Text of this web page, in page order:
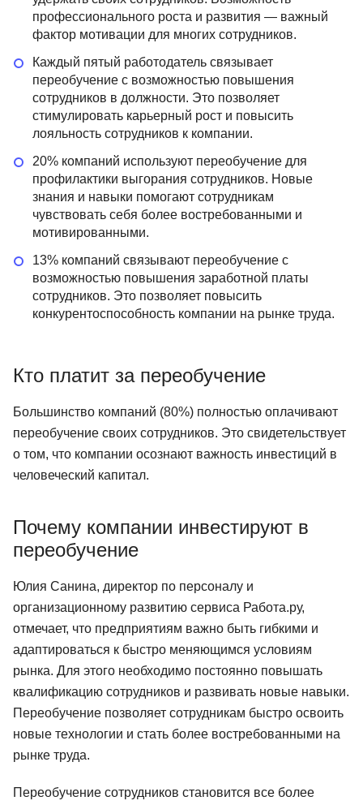
профессионального роста и развития — важный
фактор мотивации для многих сотрудников.
Каждый пятый работодатель связывает
переобучение с возможностью повышения
сотрудников в должности. Это позволяет
стимулировать карьерный рост и повысить
лояльность сотрудников к компании.
20% компаний используют переобучение для
профилактики выгорания сотрудников. Новые
знания и навыки помогают сотрудникам
чувствовать себя более востребованными и
мотивированными.
13% компаний связывают переобучение с
возможностью повышения заработной платы
сотрудников. Это позволяет повысить
конкурентоспособность компании на рынке труда.
Кто платит за переобучение
Большинство компаний (80%) полностью оплачивают
переобучение своих сотрудников. Это свидетельствует
о том, что компании осознают важность инвестиций в
человеческий капитал.
Почему компании инвестируют в
переобучение
Юлия Санина, директор по персоналу и
организационному развитию сервиса Работа.ру,
отмечает, что предприятиям важно быть гибкими и
адаптироваться к быстро меняющимся условиям
рынка. Для этого необходимо постоянно повышать
квалификацию сотрудников и развивать новые навыки.
Переобучение позволяет сотрудникам быстро освоить
новые технологии и стать более востребованными на
рынке труда.
Переобучение сотрудников становится все более